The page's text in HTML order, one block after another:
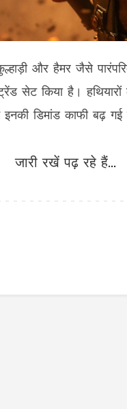
और हैमर जैसे
सेट किया है।
डिमांड काफी बढ़ गई
जारी रखें पढ़ रहे हैं...